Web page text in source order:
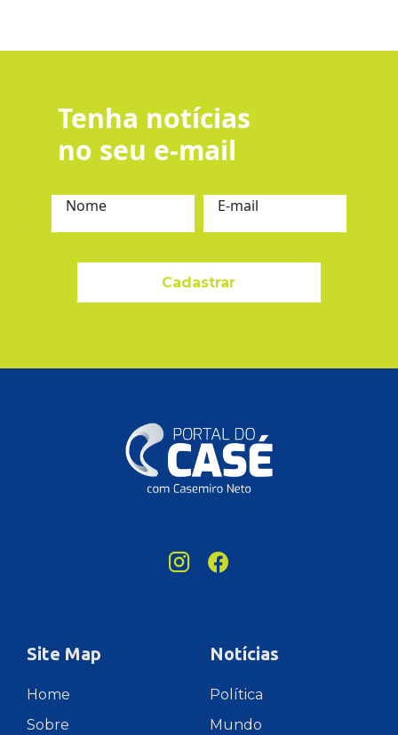
Tenha notícias
no seu e-mail
Nome E-mail
Cadastrar
Site Map
Home
Sobre
Notícias
Política
Mundo